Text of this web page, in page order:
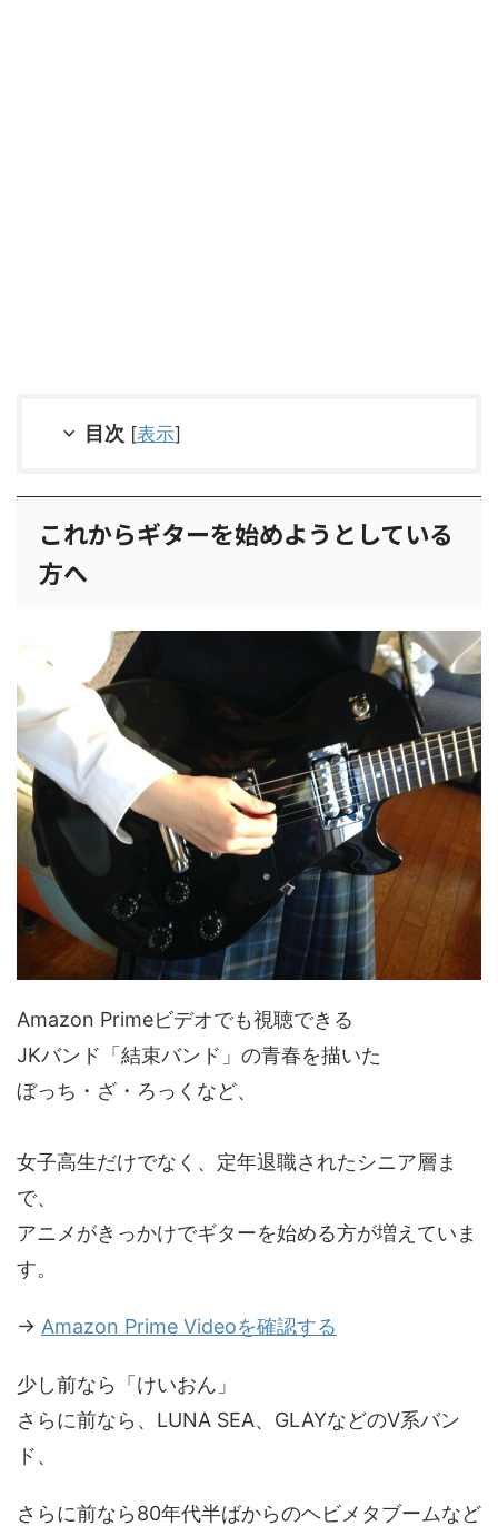
目次 [表示]
これからギターを始めようとしている
方へ
Amazon Primeビデオでも視聴できる
JKバンド「結束バンド」の青春を描いた
ぼっち・ざ・ろっくなど、
女子高生だけでなく、定年退職されたシニア層ま
で、
アニメがきっかけでギターを始める方が増えていま
す。
→ Amazon Prime Videoを確認する
少し前なら「けいおん」
さらに前なら、LUNA SEA、GLAYなどのV系バン
ド、
さらに前なら80年代半ばからのヘビメタブームなど